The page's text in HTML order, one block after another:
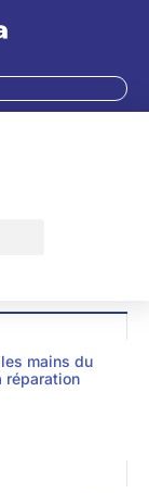
mains du
réparation